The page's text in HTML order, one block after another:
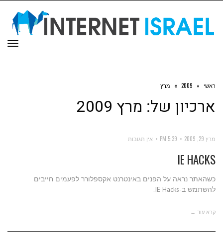
ראשי »
2009
» מרץ
ארכיון של: מרץ 2009
מרץ 29, 2009 5:39 PM אין תגובות
IE HACKS
כשהאתר נראה על הפנים באינטרנט אקספלורר לפעמים חייבים
להשתמש ב-IE Hacks.
קרא עוד ←